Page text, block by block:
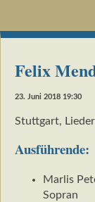
Felix
23. Juni 2018 19:30
Stuttgart,
Ausführende:
Marlis
Sopran